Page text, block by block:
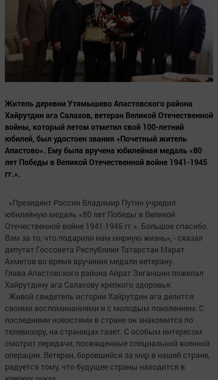
Житель деревни Утямышево Апастовского района
Хайрутдин ага Салахов, ветеран Великой Отечественной
войны, который летом отметил свой 100-летний
юбилей, был удостоен звания «Почетный житель
Апастово». Ему была вручена юбилейная медаль «80
лет Победы в Великой Отечественной войне 1941-1945
гг.».
«Президент России Владимир Путин учредил
юбилейную медаль «80 лет Победы в Великой
Отечественной войне 1941-1945 гг.». Большое спасибо
Вам за то, что подарили нам мирную жизнь», - сказал
депутат Госсовета Республики Татарстан Марат
Ахметов во время вручения медали ветерану.
Глава Апастовского района Айрат Зиганшин пожелал
Хайрутдину ага Салахову крепкого здоровья.
Живой свидетель истории Хайрутдин ага делится
своими воспоминаниями и с молодым поколением. С
последними новостями в стране он знакомится по
телевизору, на страницах газет. С особым интересом
смотрит передачи, посвященные специальной военной
операции. Ветеран, боровшийся за мир в нашей стране,
радуется тому, что будущее страны находится в